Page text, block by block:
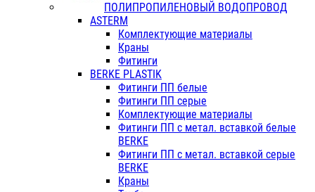
ПОЛИПРОПИЛЕНОВЫЙ ВОДОПРОВОД
ASTERM
Комплектующие материалы
Краны
Фитинги
BERKE PLASTIK
Фитинги ПП белые
Фитинги ПП серые
Комплектующие материалы
Фитинги ПП с метал. вставкой белые
BERKE
Фитинги ПП с метал. вставкой серые
BERKE
Краны